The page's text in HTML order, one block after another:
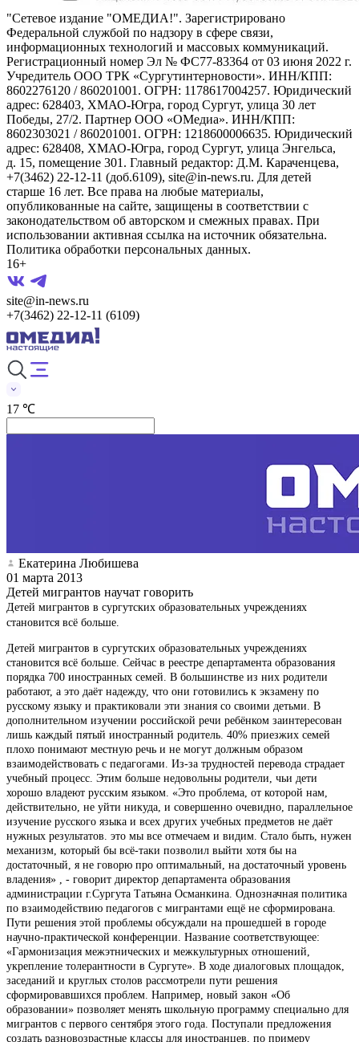
"Сетевое издание "ОМЕДИА!". Зарегистрировано
Федеральной службой по надзору в сфере связи,
информационных технологий и массовых коммуникаций.
Регистрационный номер Эл № ФС77-83364 от 03 июня 2022 г.
Учредитель ООО ТРК «Сургутинтерновости». ИНН/КПП:
8602276120 / 860201001. ОГРН: 1178617004257. Юридический
адрес: 628403, ХМАО-Югра, город Сургут, улица 30 лет
Победы, 27/2. Партнер ООО «ОМедиа». ИНН/КПП:
8602303021 / 860201001. ОГРН: 1218600006635. Юридический
адрес: 628408, ХМАО-Югра, город Сургут, улица Энгельса,
д. 15, помещение 301. Главный редактор: Д.М. Караченцева,
+7(3462) 22-12-11 (доб.6109), site@in-news.ru. Для детей
старше 16 лет. Все права на любые материалы,
опубликованные на сайте, защищены в соответствии с
законодательством об авторском и смежных правах. При
использовании активная ссылка на источник обязательна.
Политика обработки персональных данных.
16+
site@in-news.ru
+7(3462) 22-12-11 (6109)
17 ℃
Екатерина Любишева
01 марта 2013
Детей мигрантов научат говорить
Детей мигрантов в сургутских образовательных учреждениях
становится всё больше.
Детей мигрантов в сургутских образовательных учреждениях
становится всё больше. Сейчас в реестре департамента образования
порядка 700 иностранных семей. В большинстве из них родители
работают, а это даёт надежду, что они готовились к экзамену по
русскому языку и практиковали эти знания со своими детьми. В
дополнительном изучении российской речи ребёнком заинтересован
лишь каждый пятый иностранный родитель. 40% приезжих семей
плохо понимают местную речь и не могут должным образом
взаимодействовать с педагогами. Из-за трудностей перевода страдает
учебный процесс. Этим больше недовольны родители, чьи дети
хорошо владеют русским языком. «Это проблема, от которой нам,
действительно, не уйти никуда, и совершенно очевидно, параллельное
изучение русского языка и всех других учебных предметов не даёт
нужных результатов. это мы все отмечаем и видим. Стало быть, нужен
механизм, который бы всё-таки позволил выйти хотя бы на
достаточный, я не говорю про оптимальный, на достаточный уровень
владения» , - говорит директор департамента образования
администрации г.Сургута Татьяна Османкина. Однозначная политика
по взаимодействию педагогов с мигрантами ещё не сформирована.
Пути решения этой проблемы обсуждали на прошедшей в городе
научно-практической конференции. Название соответствующее:
«Гармонизация межэтнических и межкультурных отношений,
укрепление толерантности в Сургуте». В ходе диалоговых площадок,
заседаний и круглых столов рассмотрели пути решения
сформировавшихся проблем. Например, новый закон «Об
образовании» позволяет менять школьную программу специально для
мигрантов с первого сентября этого года. Поступали предложения
создать разновозрастные классы для иностранцев, по примеру